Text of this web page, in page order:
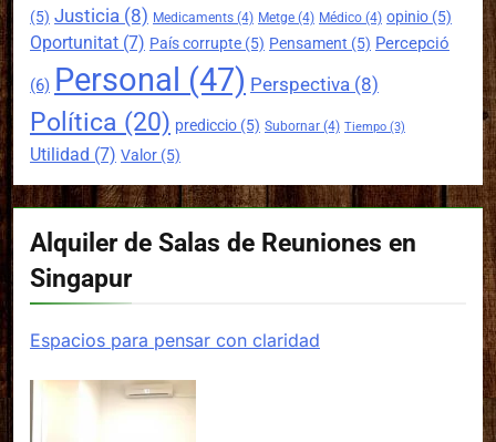
(5) Justicia (8) Medicaments (4) Metge (4) Médico (4) opinio (5)
Oportunitat (7) País corrupte (5) Pensament (5) Percepció
(6) Personal (47) Perspectiva (8)
Política (20) prediccio (5) Subornar (4) Tiempo (3)
Utilidad (7) Valor (5)
Alquiler de Salas de Reuniones en
Singapur
Espacios para pensar con claridad